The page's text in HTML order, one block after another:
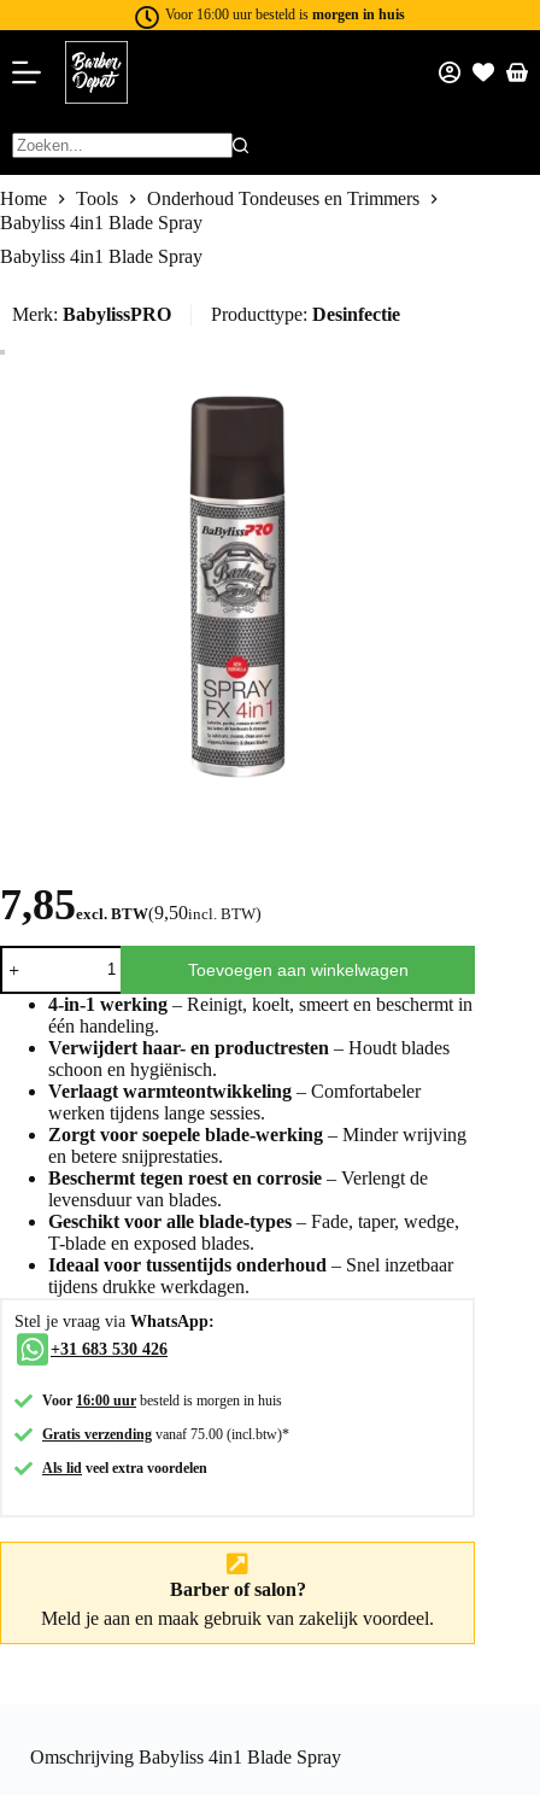
Voor 16:00 uur besteld is morgen in huis
Home Tools
Onderhoud Tondeuses en Trimmers
Babyliss 4in1 Blade Spray
Babyliss 4in1 Blade Spray
Merk: BabylissPRO Producttype: Desinfectie
7,85excl. BTW(9,50incl. BTW)
Toevoegen aan winkelwagen
4-in-1 werking – Reinigt, koelt, smeert en beschermt in
één handeling.
Verwijdert haar- en productresten – Houdt blades
schoon en hygiënisch.
Verlaagt warmteontwikkeling – Comfortabeler
werken tijdens lange sessies.
Zorgt voor soepele blade-werking – Minder wrijving
en betere snijprestaties.
Beschermt tegen roest en corrosie – Verlengt de
levensduur van blades.
Geschikt voor alle blade-types – Fade, taper, wedge,
T-blade en exposed blades.
Ideaal voor tussentijds onderhoud – Snel inzetbaar
tijdens drukke werkdagen.
Stel je vraag via WhatsApp:
+31 683 530 426
Voor 16:00 uur besteld is morgen in huis
Gratis verzending vanaf 75.00 (incl.btw)*
Als lid veel extra voordelen
Barber of salon?
Meld je aan en maak gebruik van zakelijk voordeel.
Omschrijving Babyliss 4in1 Blade Spray